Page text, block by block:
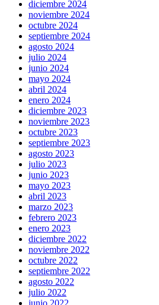
diciembre 2024
noviembre 2024
octubre 2024
septiembre 2024
agosto 2024
julio 2024
junio 2024
mayo 2024
abril 2024
enero 2024
diciembre 2023
noviembre 2023
octubre 2023
septiembre 2023
agosto 2023
julio 2023
junio 2023
mayo 2023
abril 2023
marzo 2023
febrero 2023
enero 2023
diciembre 2022
noviembre 2022
octubre 2022
septiembre 2022
agosto 2022
julio 2022
junio 2022